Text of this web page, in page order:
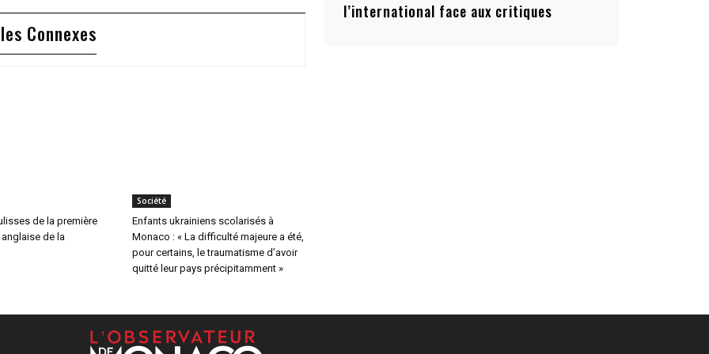
Connexes
de la première
de la
Société
Enfants ukrainiens scolarisés à
Monaco : « La difficulté majeure a été,
pour certains, le traumatisme d’avoir
quitté leur pays précipitamment »
l’international face aux critiques